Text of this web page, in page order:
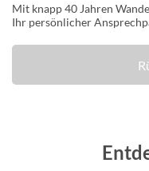
Mit knapp 40 Jahren
Ihr persönlicher